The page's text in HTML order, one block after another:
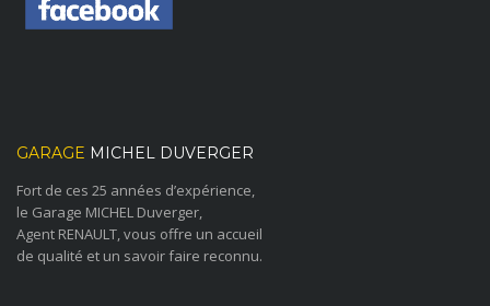
GARAGE MICHEL DUVERGER
Fort de ces 25 années d’expérience,
le Garage MICHEL Duverger,
Agent RENAULT, vous offre un accueil
de qualité et un savoir faire reconnu.